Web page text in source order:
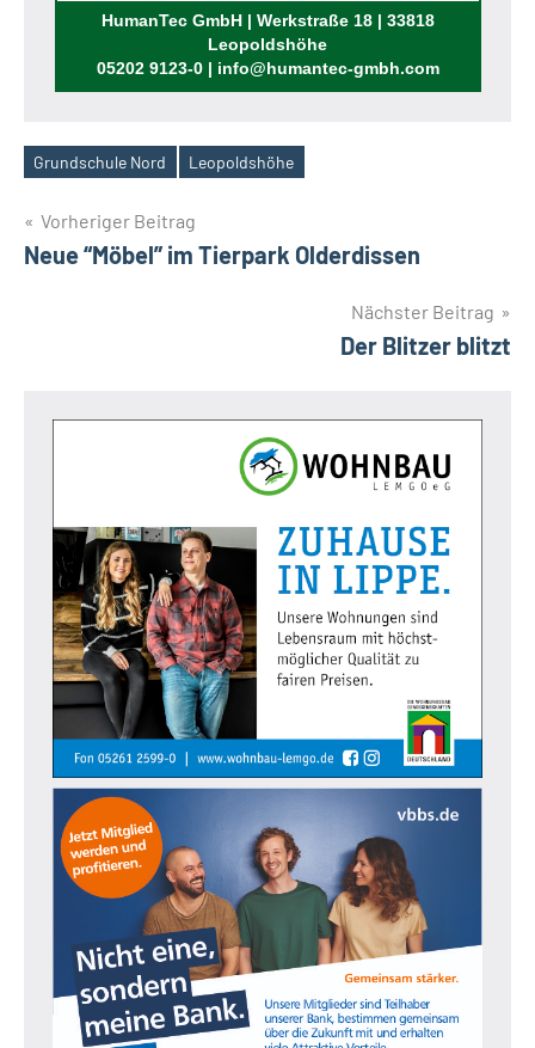
Rufen Sie uns an!
HumanTec GmbH | Werkstraße 18 | 33818
Leopoldshöhe
05202 9123-0 | info@humantec-gmbh.com
Schlagwörter
Grundschule Nord Leopoldshöhe
Beitragsnavigation
Vorheriger Beitrag
Neue “Möbel” im Tierpark Olderdissen
Nächster Beitrag
Der Blitzer blitzt